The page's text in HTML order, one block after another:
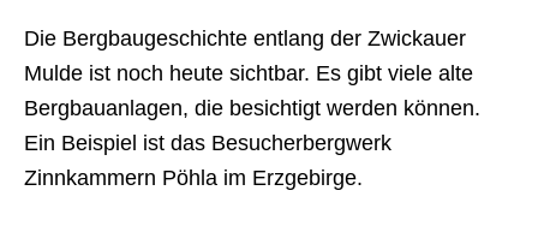
Die Bergbaugeschichte entlang der Zwickauer
Mulde ist noch heute sichtbar. Es gibt viele alte
Bergbauanlagen, die besichtigt werden können.
Ein Beispiel ist das Besucherbergwerk
Zinnkammern Pöhla im Erzgebirge.